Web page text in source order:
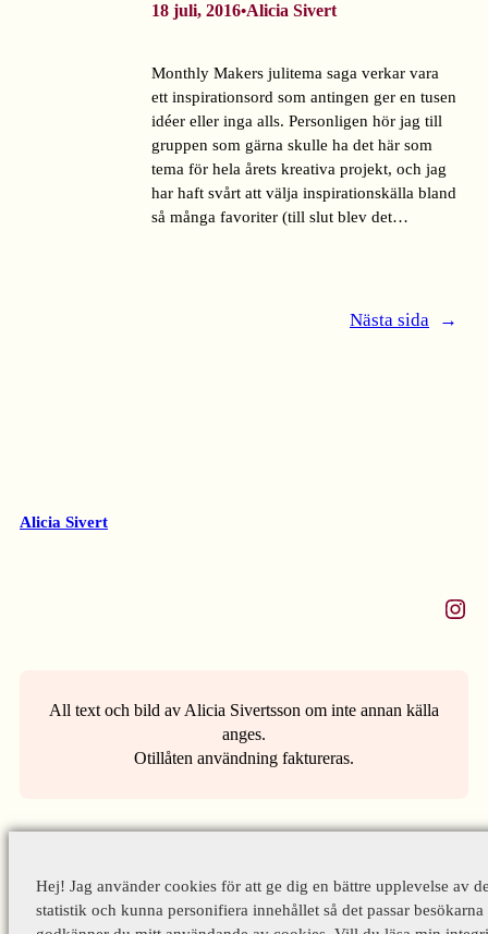
18 juli, 2016•Alicia Sivert
Monthly Makers julitema saga verkar vara
ett inspirationsord som antingen ger en tusen
idéer eller inga alls. Personligen hör jag till
gruppen som gärna skulle ha det här som
tema för hela årets kreativa projekt, och jag
har haft svårt att välja inspirationskälla bland
så många favoriter (till slut blev det…
Nästa sida →
Alicia Sivert
Instagram
All text och bild av Alicia Sivertsson om inte annan källa
anges.
Otillåten användning faktureras.
Hej! Jag använder cookies för att ge dig en bättre upplevelse av
statistik och kunna personifiera innehållet så det passar